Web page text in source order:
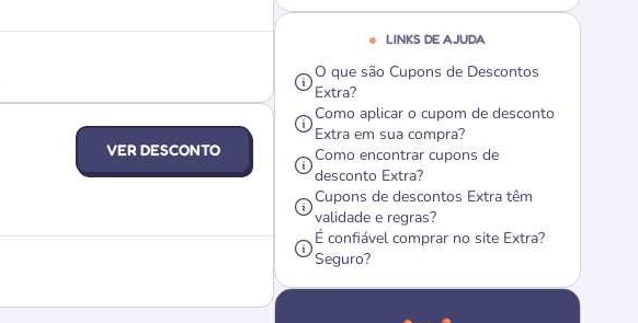
VER DESCONTO
LINKS DE AJUDA
O que são Cupons de Descontos
Extra?
Como aplicar o cupom de desconto
Extra em sua compra?
Como encontrar cupons de
desconto Extra?
Cupons de descontos Extra têm
validade e regras?
É confiável comprar no site Extra?
Seguro?